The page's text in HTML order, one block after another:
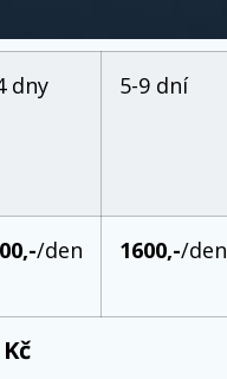
dny 5-9 dní
/den 1600,-/den